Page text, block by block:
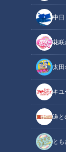
中日
花咲
太田
キユ
道と
とも
ほぼ岡崎市だけ愛
ャント！】
この記事の画像